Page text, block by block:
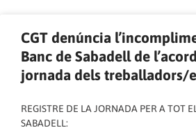
CGT denúncia
Banc de Sabadell de
jornada dels treballadors/
REGISTRE DE LA JORNADA PER A TOT
SABADELL: